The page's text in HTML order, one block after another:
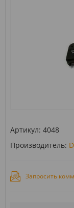
Артикул: 4048
Производитель:
Запросить